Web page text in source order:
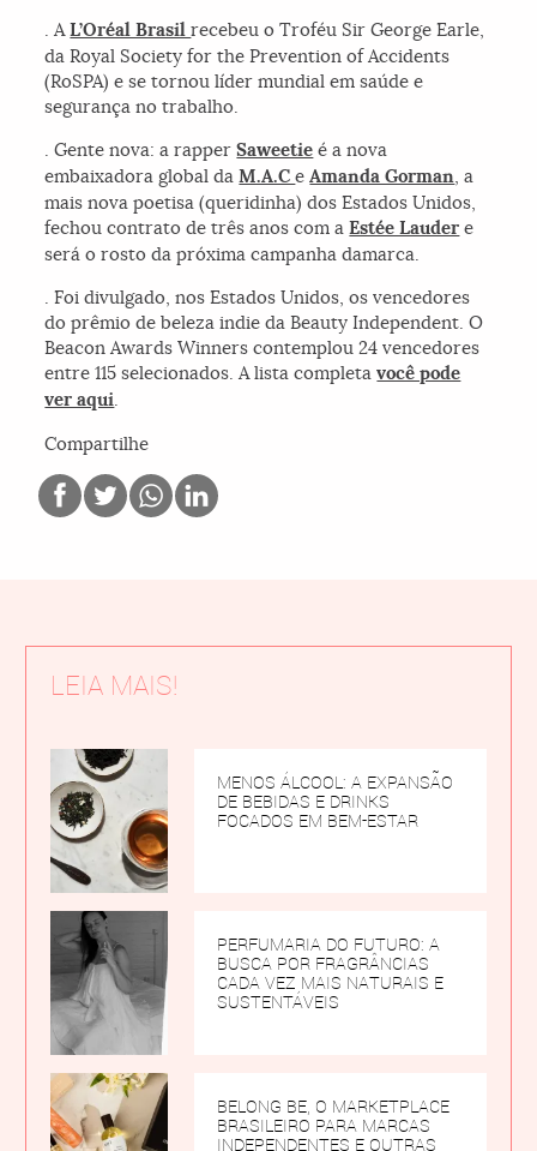
. AL’Oréal Brasilrecebeu o Troféu Sir George Earle,
da Royal Society for the Prevention of Accidents
(RoSPA) e se tornou líder mundial em saúde e
segurança no trabalho.
. Gente nova: a rapperSaweetie é a nova
embaixadora global daM.A.CeAmanda Gorman, a
mais nova poetisa (queridinha) dos Estados Unidos,
fechou contrato de três anos com aEstée Lauder e
será o rosto da próxima campanha damarca.
. Foi divulgado, nos Estados Unidos, os vencedores
do prêmio de beleza indie da Beauty Independent. O
Beacon Awards Winners contemplou 24 vencedores
entre 115 selecionados. A lista completavocê pode
ver aqui.
Compartilhe
LEIA MAIS!
MENOS ÁLCOOL: A EXPANSÃO
DE BEBIDAS E DRINKS
FOCADOS EM BEM-ESTAR
PERFUMARIA DO FUTURO: A
BUSCA POR FRAGRÂNCIAS
CADA VEZ MAIS NATURAIS E
SUSTENTÁVEIS
BELONG BE, O MARKETPLACE
BRASILEIRO PARA MARCAS
INDEPENDENTES E OUTRAS